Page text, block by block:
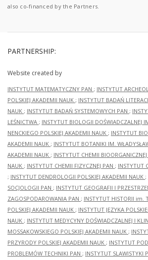
also co-financed by the Partners.
PARTNERSHIP:
Website created by
INSTYTUT MATEMATYCZNY PAN ; INSTYTUT
POLSKIEJ AKADEMII NAUK ; INSTYTUT BADAŃ
NAUK ; INSTYTUT BADAŃ SYSTEMOWYCH PAN ;
LEŚNICTWA ; INSTYTUT BIOLOGII DOŚWIADCZALNEJ
NENCKIEGO POLSKIEJ AKADEMII NAUK ; INSTYTUT
AKADEMII NAUK ; INSTYTUT BOTANIKI IM.
AKADEMII NAUK ; INSTYTUT CHEMII
NAUK ; INSTYTUT CHEMII FIZYCZNEJ PAN ; INSTYTUT
; INSTYTUT DENDROLOGII POLSKIEJ AKADEMII NAUK ;
SOCJOLOGII PAN ; INSTYTUT GEOGRAFII I
ZAGOSPODAROWANIA PAN ; INSTYTUT HISTORII im.
POLSKIEJ AKADEMII NAUK ; INSTYTUT JĘZYKA
NAUK ; INSTYTUT MEDYCYNY DOŚWIADCZALNEJ I
MOSSAKOWSKIEGO POLSKIEJ AKADEMII NAUK ;
PRZYRODY POLSKIEJ AKADEMII NAUK ; INSTYTUT
PROBLEMÓW TECHNIKI PAN ; INSTYTUT SLAWISTYKI